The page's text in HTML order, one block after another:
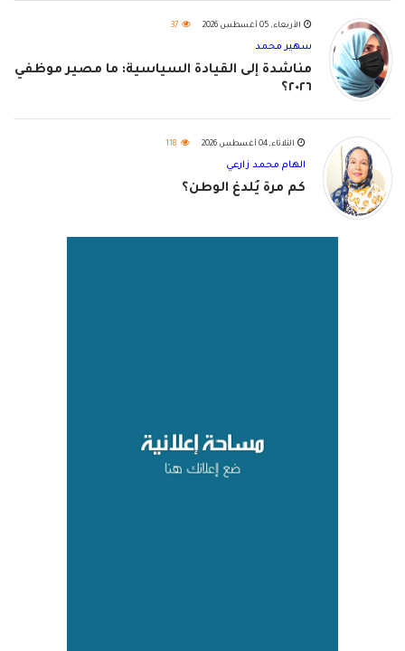
الأربعاء, 05 أغسطس 2026 37
سهير محمد
مناشدة إلى القيادة السياسية: ما مصير موظفي
٢٠٢٦؟
الثلاثاء, 04 أغسطس 2026 118
الهام محمد زارعي
كم مرة يُلدغ الوطن؟